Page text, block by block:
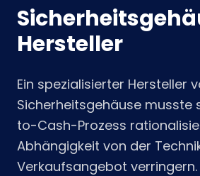
Hersteller
Ein spezialisierter Hersteller
Sicherheitsgehäuse musste
to-Cash-Prozess
Abhängigkeit von der
Verkaufsangebot verringern.